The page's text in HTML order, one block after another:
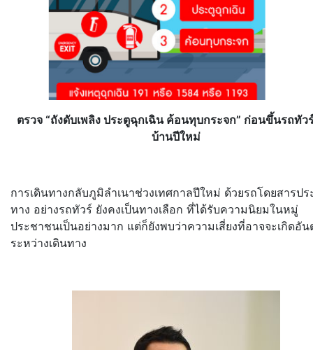
ตรวจ “ถังดับเพลิง ประตูฉุกเฉิน ค้อนทุบกระจก” ก่อนขึ้นรถทัว
บ้านปีใหม่
การเดินทางกลับภูมิลำเนาช่วงเทศกาลปีใหม่ ด้วยรถโดยสารปร
ทาง อย่างรถทัวร์ ยังคงเป็นทางเลือก ที่ได้รับความนิยมในหมู่
ประชาชนเป็นอย่างมาก แต่ก็ยังพบว่าความเสี่ยงที่อาจจะเกิดอัน
ระหว่างเดินทาง